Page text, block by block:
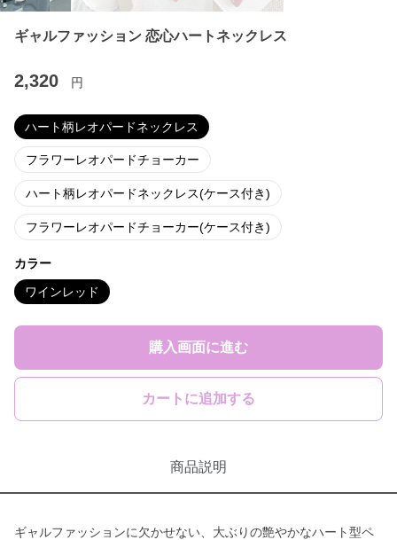
ギャルファッション 恋心ハートネックレス
2,320 円
ハート柄レオパードネックレス
フラワーレオパードチョーカー
ハート柄レオパードネックレス(ケース付き)
フラワーレオパードチョーカー(ケース付き)
カラー
ワインレッド
購入画面に進む
カートに追加する
商品説明
ギャルファッションに欠かせない、大ぶりの艶やかなハート型ペ